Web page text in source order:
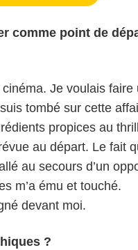
comme point de
Je voulais faire
tombé sur cette
propices au
au départ. Le fait
au secours d’un
m’a ému et touché.
devant moi.
?